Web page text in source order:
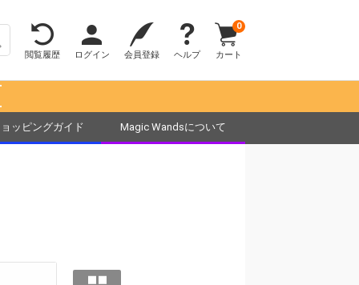
閲覧履歴 ログイン 会員登録 ヘルプ カート
0
ッピングガイド Magic Wandsについて